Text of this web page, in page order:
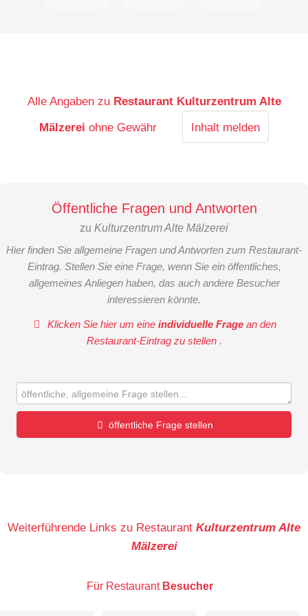
Alle Angaben zu Restaurant Kulturzentrum Alte
Mälzerei ohne Gewähr Inhalt melden
Öffentliche Fragen und Antworten
zu Kulturzentrum Alte Mälzerei
Hier finden Sie allgemeine Fragen und Antworten zum Restaurant-
Eintrag. Stellen Sie eine Frage, wenn Sie ein öffentliches,
allgemeines Anliegen haben, das auch andere Besucher
interessieren könnte.
Klicken Sie hier um eineindividuelle Frage an den
Restaurant-Eintrag zu stellen .
öffentliche Frage stellen
Weiterführende Links zu Restaurant Kulturzentrum Alte
Mälzerei
Für Restaurant Besucher